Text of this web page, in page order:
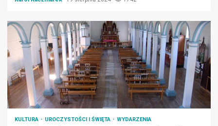
KULTURA UROCZYSTOŚCI I ŚWIĘTA WYDARZENIA